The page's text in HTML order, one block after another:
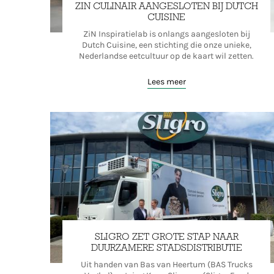
ZIN CULINAIR AANGESLOTEN BIJ DUTCH
CUISINE
ZiN Inspiratielab is onlangs aangesloten bij
Dutch Cuisine, een stichting die onze unieke,
Nederlandse eetcultuur op de kaart wil zetten.
Lees meer
SLIGRO ZET GROTE STAP NAAR
DUURZAMERE STADSDISTRIBUTIE
Uit handen van Bas van Heertum (BAS Trucks